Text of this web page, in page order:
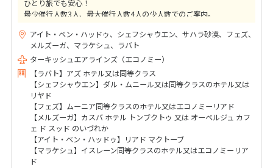
ひとり旅でも安心！
最少催行人数3人、最大催行人数4人の少人数でのご案内。
ます。
アイト・ベン・ハッドゥ、シェフシャウエン、サハラ砂漠、フェズ、
メルズーガ、マラケシュ、ラバト
ターキッシュエアラインズ（エコノミー）
【ラバト】アズ ホテル又は同等クラス
【シェフシャウエン】ダル・ムニール又は同等クラスのホテル又は
リヤド
【フェズ】ムーニア同等クラスのホテル又はエコノミーリアド
【メルズーガ】カスバ ホテル トンブクトゥ 又は オーベルジュ カフ
ェ ド スッド のいづれか
【アイト・ベン・ハッドゥ】リアド マクトーブ
【マラケシュ】イスレーン同等クラスのホテル又はエコノミーリア
ド